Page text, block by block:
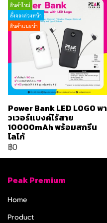
สินค้าใหม่
สั่งจองล่วงหน้า
สินค้าแนะนำ
Power Bank LED LOGO พา
วเวอร์แบงค์ไร้สาย
10000mAh พร้อมสกรีน
โลโก้
฿0
Peak Premium
Home
Product